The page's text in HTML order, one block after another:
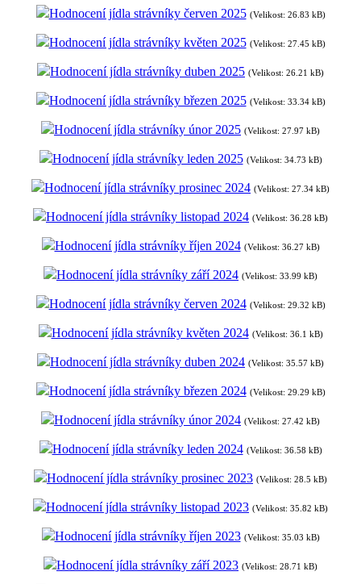
Hodnocení jídla strávníky červen 2025 (Velikost: 26.83 kB)
Hodnocení jídla strávníky květen 2025 (Velikost: 27.45 kB)
Hodnocení jídla strávníky duben 2025 (Velikost: 26.21 kB)
Hodnocení jídla strávníky březen 2025 (Velikost: 33.34 kB)
Hodnocení jídla strávníky únor 2025 (Velikost: 27.97 kB)
Hodnocení jídla strávníky leden 2025 (Velikost: 34.73 kB)
Hodnocení jídla strávníky prosinec 2024 (Velikost: 27.34 kB)
Hodnocení jídla strávníky listopad 2024 (Velikost: 36.28 kB)
Hodnocení jídla strávníky říjen 2024 (Velikost: 36.27 kB)
Hodnocení jídla strávníky září 2024 (Velikost: 33.99 kB)
Hodnocení jídla strávníky červen 2024 (Velikost: 29.32 kB)
Hodnocení jídla strávníky květen 2024 (Velikost: 36.1 kB)
Hodnocení jídla strávníky duben 2024 (Velikost: 35.57 kB)
Hodnocení jídla strávníky březen 2024 (Velikost: 29.29 kB)
Hodnocení jídla strávníky únor 2024 (Velikost: 27.42 kB)
Hodnocení jídla strávníky leden 2024 (Velikost: 36.58 kB)
Hodnocení jídla strávníky prosinec 2023 (Velikost: 28.5 kB)
Hodnocení jídla strávníky listopad 2023 (Velikost: 35.82 kB)
Hodnocení jídla strávníky říjen 2023 (Velikost: 35.03 kB)
Hodnocení jídla strávníky září 2023 (Velikost: 28.71 kB)